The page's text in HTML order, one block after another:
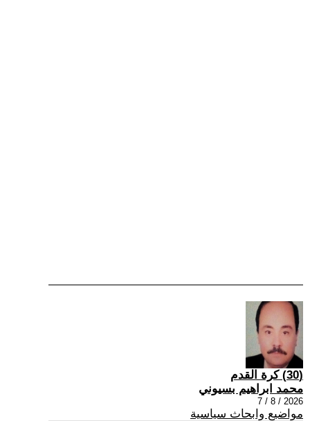
(30) كرة القدم
محمد ابراهيم بسيوني
2026 / 8 / 7
مواضيع وابحاث سياسية